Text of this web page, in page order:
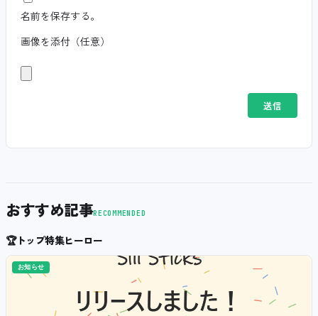
名前を保存する。
画像を添付（任意）
おすすめ記事RECOMMENDED
🏆トップ特集ヒーロー
お知らせ